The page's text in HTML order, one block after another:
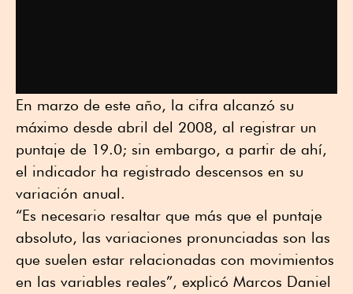
En marzo de este año, la cifra alcanzó su
máximo desde abril del 2008, al registrar un
puntaje de 19.0; sin embargo, a partir de ahí,
el indicador ha registrado descensos en su
variación anual.
“Es necesario resaltar que más que el puntaje
absoluto, las variaciones pronunciadas son las
que suelen estar relacionadas con movimientos
en las variables reales”, explicó Marcos Daniel